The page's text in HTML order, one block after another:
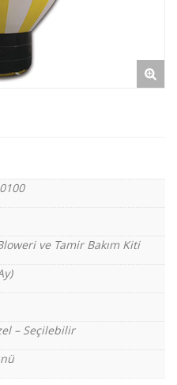
ve Tamir Bakım Kiti
– Seçilebilir